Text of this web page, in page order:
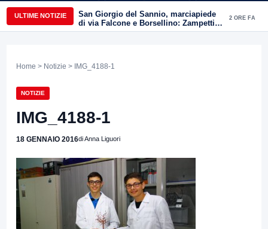
ULTIME NOTIZIE
San Giorgio del Sannio, marciapiede
di via Falcone e Borsellino: Zampetti e
Lombardi replicano alle polemiche
2 ORE FA
Home > Notizie > IMG_4188-1
NOTIZIE
IMG_4188-1
18 GENNAIO 2016di Anna Liguori